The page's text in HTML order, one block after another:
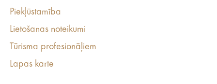
Piekļūstamība
Lietošanas noteikumi
Tūrisma profesionāļiem
Lapas karte